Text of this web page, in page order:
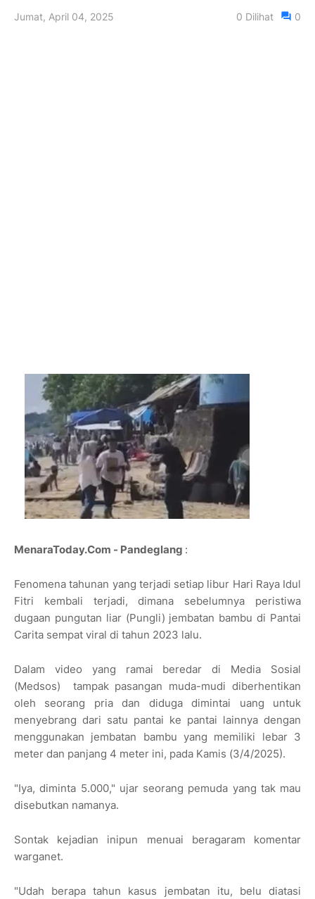
Jumat, April 04, 2025 0 Dilihat 0
MenaraToday.Com - Pandeglang :
Fenomena tahunan yang terjadi setiap libur Hari Raya Idul
Fitri kembali terjadi, dimana sebelumnya peristiwa
dugaan pungutan liar (Pungli) jembatan bambu di Pantai
Carita sempat viral di tahun 2023 lalu.
Dalam video yang ramai beredar di Media Sosial
(Medsos) tampak pasangan muda-mudi diberhentikan
oleh seorang pria dan diduga dimintai uang untuk
menyebrang dari satu pantai ke pantai lainnya dengan
menggunakan jembatan bambu yang memiliki lebar 3
meter dan panjang 4 meter ini, pada Kamis (3/4/2025).
"Iya, diminta 5.000," ujar seorang pemuda yang tak mau
disebutkan namanya.
Sontak kejadian inipun menuai beragaram komentar
warganet.
"Udah berapa tahun kasus jembatan itu, belu diatasi